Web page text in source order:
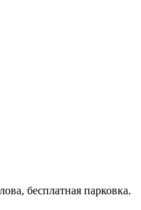
бесплатная парковка.